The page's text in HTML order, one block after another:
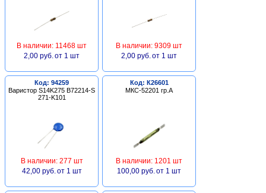
В наличии: 11468 шт
2,00 руб. от 1 шт
В наличии: 9309 шт
2,00 руб. от 1 шт
Код: 94259
Варистор S14K275 B72214-S
271-K101
В наличии: 277 шт
42,00 руб. от 1 шт
Код: К26601
МКС-52201 гр.А
В наличии: 1201 шт
100,00 руб. от 1 шт